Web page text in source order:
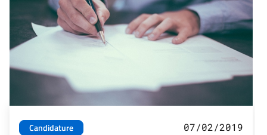
Candidature
07/02/2019